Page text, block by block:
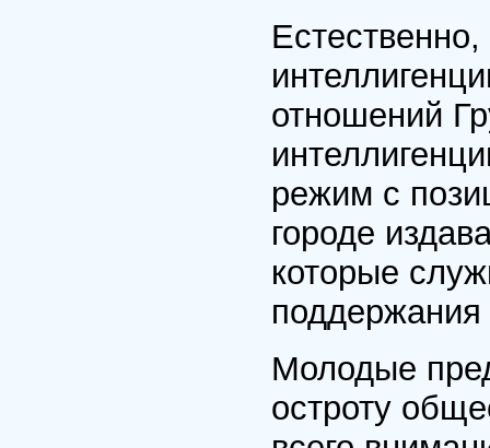
отношений
режим с
городе
которые
поддержания
Молодые
остроту